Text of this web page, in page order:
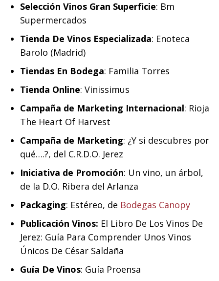
Selección Vinos Gran Superficie: Bm
Supermercados
Tienda De Vinos Especializada: Enoteca
Barolo (Madrid)
Tiendas En Bodega: Familia Torres
Tienda Online: Vinissimus
Campaña de Marketing Internacional: Rioja
The Heart Of Harvest
Campaña de Marketing: ¿Y si descubres por
qué….?, del C.R.D.O. Jerez
Iniciativa de Promoción: Un vino, un árbol,
de la D.O. Ribera del Arlanza
Packaging: Estéreo, de Bodegas Canopy
Publicación Vinos: El Libro De Los Vinos De
Jerez: Guía Para Comprender Unos Vinos
Únicos De César Saldaña
Guía De Vinos: Guía Proensa